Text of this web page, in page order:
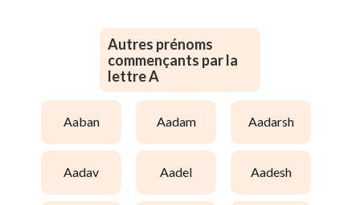
Autres prénoms
commençants par la
lettre A
aaban aadam aadarsh
aadav aadel aadesh